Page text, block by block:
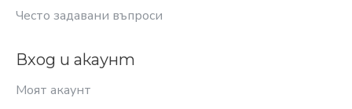
Често задавани въпроси
Вход и акаунт
Моят акаунт